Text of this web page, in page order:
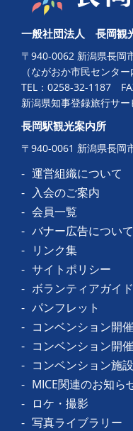
一般社団法人 長岡観
〒940-0062 新潟県長岡
（ながおか市民センター
TEL： 0258-32-1187
新潟県知事登録旅行サ
長岡駅観光案内所
〒940-0061 新潟県長岡
運営組織について
入会のご案内
会員一覧
バナー広告について
リンク集
サイトポリシー
ボランティアガイド
パンフレット
コンベンション開
コンベンション開
コンベンション施
MICE関連のお知ら
ロケ・撮影
写真ライブラリー